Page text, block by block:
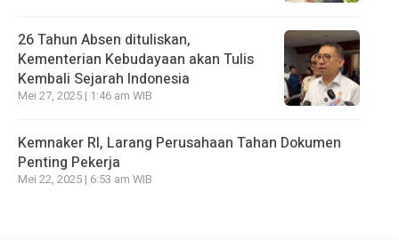
26 Tahun Absen dituliskan,
Kementerian Kebudayaan akan Tulis
Kembali Sejarah Indonesia
Mei 27, 2025 | 1:46 am WIB
Kemnaker RI, Larang Perusahaan Tahan Dokumen
Penting Pekerja
Mei 22, 2025 | 6:53 am WIB